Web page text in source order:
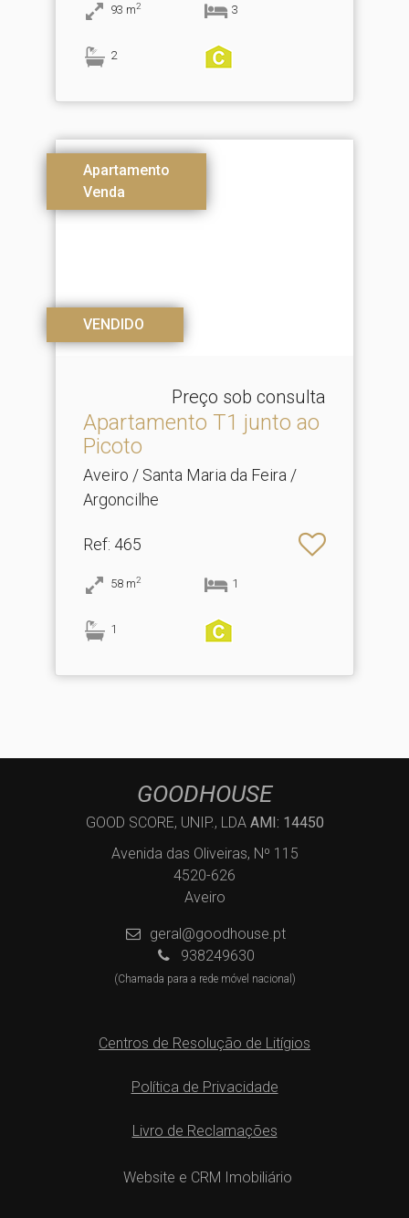
93 m2 3
2
Apartamento
Venda
VENDIDO
Preço sob consulta
Apartamento T1 junto ao
Picoto
Aveiro / Santa Maria da Feira /
Argoncilhe
Ref: 465
58 m2 1
1
GOODHOUSE
GOOD SCORE, UNIP., LDA AMI: 14450
Avenida das Oliveiras, Nº 115
4520-626
Aveiro
geral@goodhouse.pt
938249630
(Chamada para a rede móvel nacional)
Centros de Resolução de Litígios
Política de Privacidade
Livro de Reclamações
Website e CRM Imobiliário